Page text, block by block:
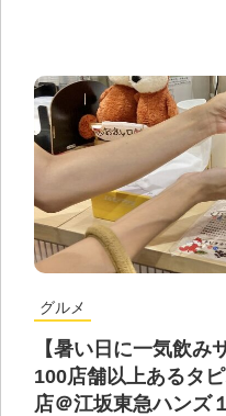
グルメ
【暑い日に一気飲
100店舗以上あるタ
店＠江坂東急ハンズ